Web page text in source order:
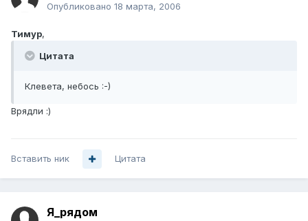
Опубликовано 18 марта, 2006
Тимур,
Цитата
Клевета, небось :-)
Врядли :)
Вставить ник Цитата
Я_рядом